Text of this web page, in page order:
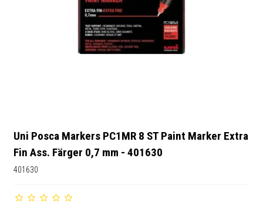
Uni Posca Markers PC1MR 8 ST Paint Marker Extra
Fin Ass. Färger 0,7 mm - 401630
401630